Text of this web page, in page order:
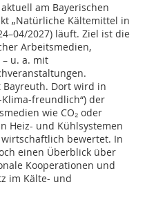
am Bayerischen
„Natürliche Kältemittel in
2027) läuft. Ziel ist die
Arbeitsmedien,
u. a. mit
Dort wird in
freundlich“) der
wie CO₂ oder
Heiz- und Kühlsystemen
bewertet. In
einen Überblick über
Kooperationen und
im Kälte- und